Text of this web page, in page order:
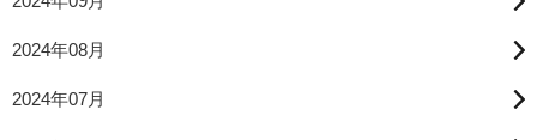
2024年08月
2024年07月